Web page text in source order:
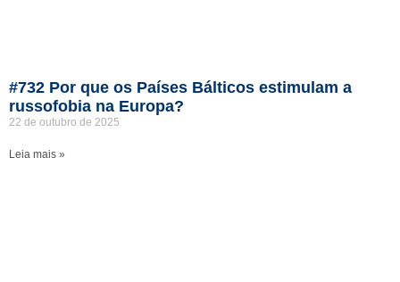
#732 Por que os Países Bálticos estimulam a
russofobia na Europa?
22 de outubro de 2025
Leia mais »